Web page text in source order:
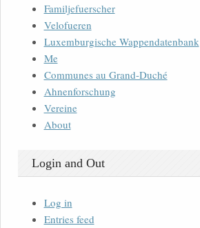
Familjefuerscher
Velofueren
Luxemburgische Wappendatenbank
Me
Communes au Grand-Duché
Ahnenforschung
Vereine
About
Login and Out
Log in
Entries feed